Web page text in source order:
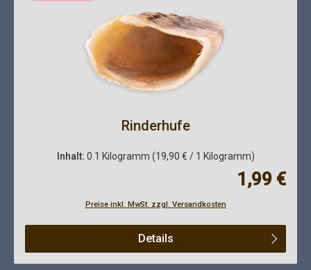
Rinderhufe
Inhalt: 0.1 Kilogramm (19,90 € / 1 Kilogramm)
Regulärer
1,99 €
Preise inkl. MwSt. zzgl. Versandkosten
Details